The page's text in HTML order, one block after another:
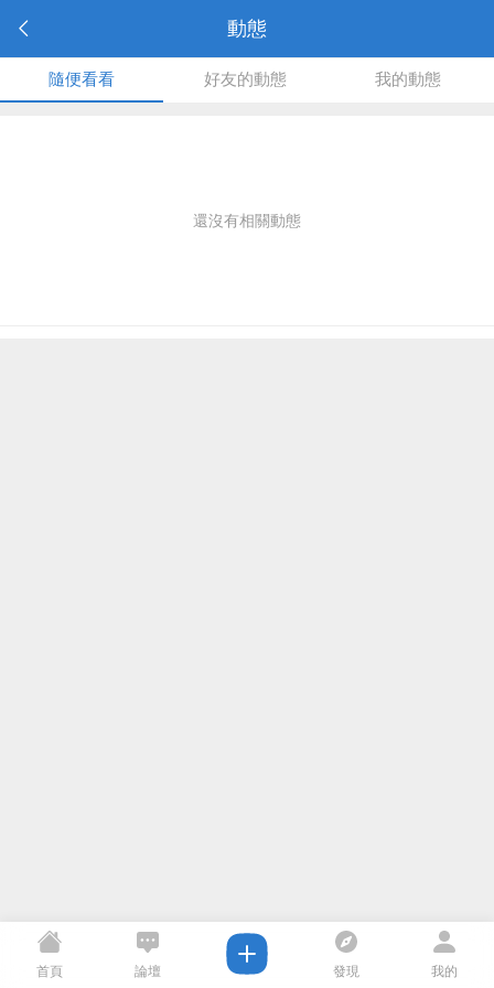
動態
隨便看看 好友的動態 我的動態
還沒有相關動態
首頁 論壇 發現 我的